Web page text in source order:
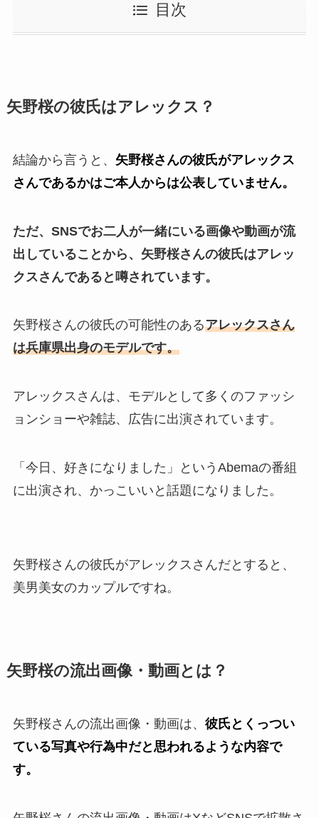
目次
矢野桜の彼氏はアレックス？
結論から言うと、 矢野桜さんの彼氏がアレックス
さんであるかはご本人からは公表していません。
ただ、SNSでお二人が一緒にいる画像や動画が流
出していることから、矢野桜さんの彼氏はアレッ
クスさんであると噂されています。
矢野桜さんの彼氏の可能性のあるアレックスさん
は兵庫県出身のモデルです。
アレックスさんは、モデルとして多くのファッシ
ョンショーや雑誌、広告に出演されています。
「今日、好きになりました」というAbemaの番組
に出演され、かっこいいと話題になりました。
矢野桜さんの彼氏がアレックスさんだとすると、
美男美女のカップルですね。
矢野桜の流出画像・動画とは？
矢野桜さんの流出画像・動画は、 彼氏とくっつい
ている写真や行為中だと思われるような内容で
す。